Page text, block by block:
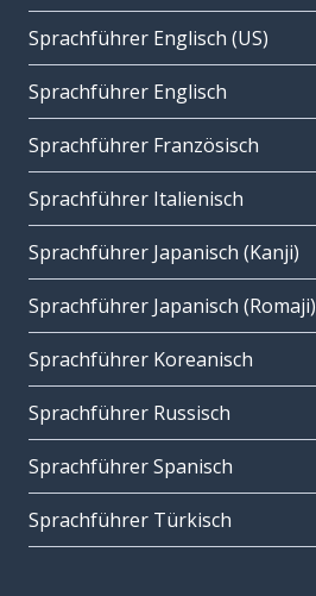
Sprachführer Englisch (US)
Sprachführer Englisch
Sprachführer Französisch
Sprachführer Italienisch
Sprachführer Japanisch (Kanji)
Sprachführer Japanisch (Romaji)
Sprachführer Koreanisch
Sprachführer Russisch
Sprachführer Spanisch
Sprachführer Türkisch